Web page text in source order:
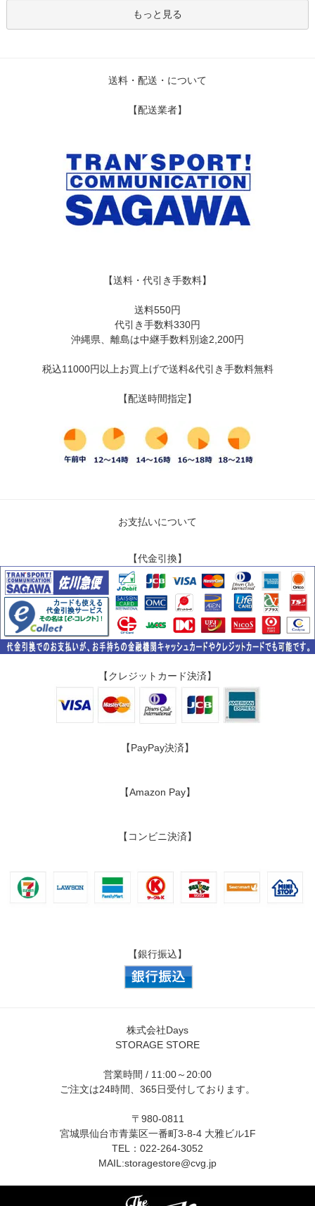
もっと見る
送料・配送・について
【配送業者】
【送料・代引き手数料】
送料550円
代引き手数料330円
沖縄県、離島は中継手数料別途2,200円
税込11000円以上お買上げで送料&代引き手数料無料
【配送時間指定】
お支払いについて
【代金引換】
【クレジットカード決済】
【PayPay決済】
【Amazon Pay】
【コンビニ決済】
【銀行振込】
株式会社Days
STORAGE STORE
営業時間 / 11:00～20:00
ご注文は24時間、365日受付しております。
〒980-0811
宮城県仙台市青葉区一番町3-8-4 大雅ビル1F
TEL：022-264-3052
MAIL:storagestore@cvg.jp